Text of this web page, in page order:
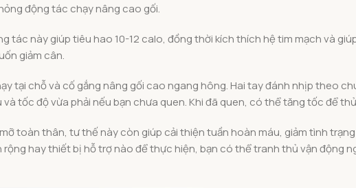
động tác chạy nâng cao gối.
tác này giúp tiêu hao 10-12 calo, đồng thời kích thích hệ tim mạch và
giảm cân.
tại chỗ và cố gắng nâng gối cao ngang hông. Hai tay đánh nhịp theo
tốc độ vừa phải nếu bạn chưa quen. Khi đã quen, có thể tăng tốc để
toàn thân, tư thế này còn giúp cải thiện tuần hoàn máu, giảm tình
rộng hay thiết bị hỗ trợ nào để thực hiện, bạn có thể tranh thủ vận động